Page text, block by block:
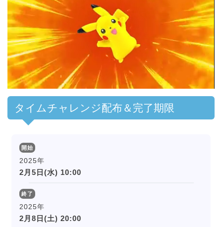
タイムチャレンジ配布＆完了期限
開始
2025年
2月5日(水) 10:00
終了
2025年
2月8日(土) 20:00